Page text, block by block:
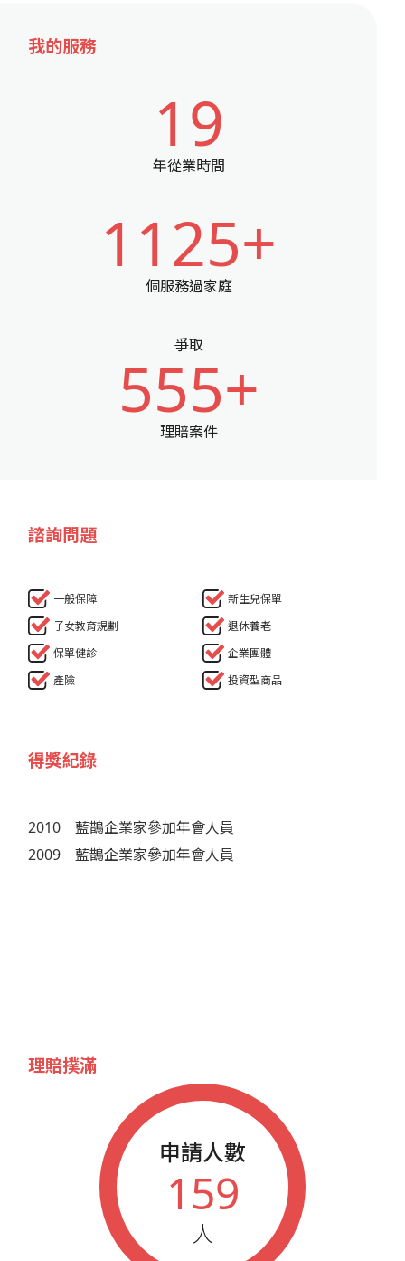
我的服務
19
年從業時間
1125+
個服務過家庭
爭取
555+
理賠案件
諮詢問題
一般保障
新生兒保單
子女教育規劃
退休養老
保單健診
企業團體
產險
投資型商品
得獎紀錄
2010
藍鵲企業家參加年會人員
2009
藍鵲企業家參加年會人員
理賠撲滿
申請人數
159
人